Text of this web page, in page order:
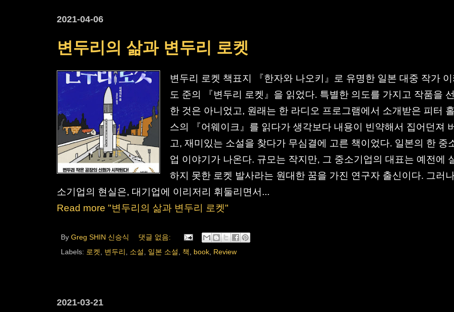
2021-04-06
변두리의 삶과 변두리 로켓
변두리 로켓 책표지 『한자와 나오키』로 유명한 일본 대중 작가 이
도 준의 『변두리 로켓』을 읽었다. 특별한 의도를 가지고 작품을
한 것은 아니었고, 원래는 한 라디오 프로그램에서 소개받은 피터
스의 『어웨이크』를 읽다가 생각보다 내용이 빈약해서 집어던져
고, 재미있는 소설을 찾다가 무심결에 고른 책이었다. 일본의 한 중
업 이야기가 나온다. 규모는 작지만, 그 중소기업의 대표는 예전에
하지 못한 로켓 발사라는 원대한 꿈을 가진 연구자 출신이다. 그러
소기업의 현실은, 대기업에 이리저리 휘둘리면서...
Read more "변두리의 삶과 변두리 로켓"
By Greg SHIN 신승식
댓글 없음:
Labels: 로켓 변두리 소설 일본 소설 책 book Review
2021-03-21